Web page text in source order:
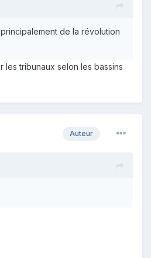
de la révolution
les tribunaux selon les bassins
Auteur